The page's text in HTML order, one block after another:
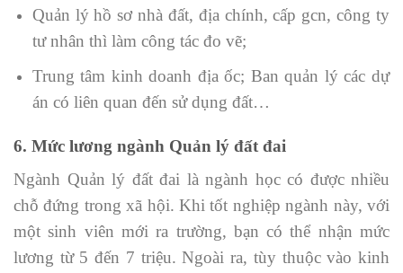
Quản lý hồ sơ nhà đất, địa chính, cấp gcn, công ty
tư nhân thì làm công tác đo vẽ;
Trung tâm kinh doanh địa ốc; Ban quản lý các dự
án có liên quan đến sử dụng đất…
6. Mức lương ngành Quản lý đất đai
Ngành Quản lý đất đai là ngành học có được nhiều
chỗ đứng trong xã hội. Khi tốt nghiệp ngành này, với
một sinh viên mới ra trường, bạn có thể nhận mức
lương từ 5 đến 7 triệu. Ngoài ra, tùy thuộc vào kinh